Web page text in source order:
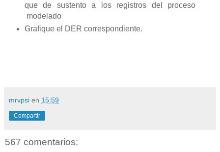
que de sustento a los registros del proceso
modelado
Grafique el DER correspondiente.
mrvpsi en 15:59
Compartir
567 comentarios: